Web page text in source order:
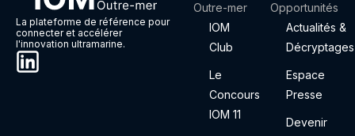
La plateforme de référence pour
connecter et accélérer
l'innovation ultramarine.
Outre-mer
IOM
Club
Le
Concours
IOM 11
Opportunités
Actualités &
Décryptages
Espace
Presse
Devenir